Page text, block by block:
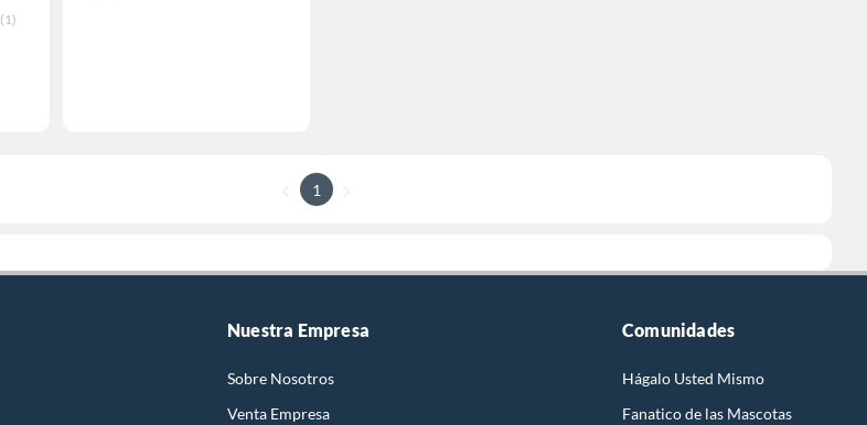
(1)
1
Nuestra Empresa
Sobre Nosotros
Venta Empresa
Comunidades
Hágalo Usted Mismo
Fanatico de las Mascotas